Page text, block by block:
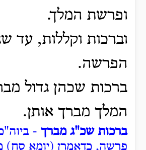
ופרשת המלך.
וברכות וקללות, עד
הפרשה.
ברכות שכהן גדול
המלך מברך אותן.
ברכות שכ"ג מברך -
פרשה, כדאמרן (יומא סח)